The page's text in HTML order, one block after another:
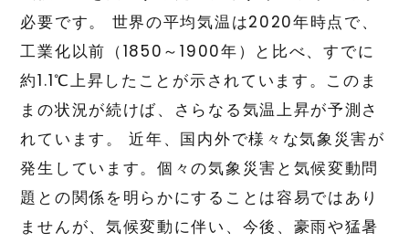
必要です。 世界の平均気温は2020年時点で、
工業化以前（1850～1900年）と比べ、すでに
約1.1℃上昇したことが示されています。このま
まの状況が続けば、さらなる気温上昇が予測さ
れています。 近年、国内外で様々な気象災害が
発生しています。個々の気象災害と気候変動問
題との関係を明らかにすることは容易ではあり
ませんが、気候変動に伴い、今後、豪雨や猛暑